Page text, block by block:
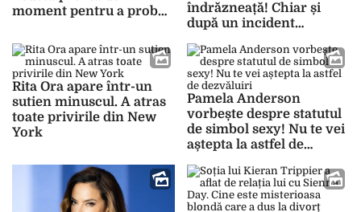
moment pentru a proba
îndrăzneață! Chiar și
după un incident
continuă să strălucească
Rita Ora apare într-un
sutien minuscul. A atras
toate privirile din New
York
Pamela Anderson
vorbește despre statutul
de simbol sexy! Nu te vei
aștepta la astfel de